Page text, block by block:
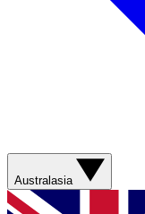
Australasia